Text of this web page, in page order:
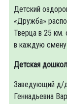
Детский
«Дружба»
Тверца в 25 км.
в каждую
Детская
Заведующий д/
Геннадьевна